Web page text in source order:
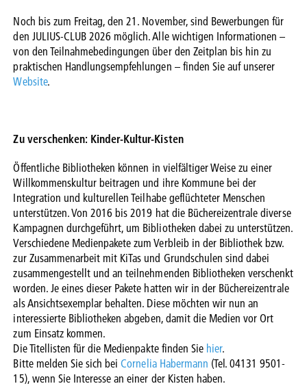
Noch bis zum Freitag, den 21. November, sind Bewerbungen für
den JULIUS-CLUB 2026 möglich. Alle wichtigen Informationen –
von den Teilnahmebedingungen über den Zeitplan bis hin zu
praktischen Handlungsempfehlungen – finden Sie auf unserer
Website.
Zu verschenken: Kinder-Kultur-Kisten
Öffentliche Bibliotheken können in vielfältiger Weise zu einer
Willkommenskultur beitragen und ihre Kommune bei der
Integration und kulturellen Teilhabe geflüchteter Menschen
unterstützen. Von 2016 bis 2019 hat die Büchereizentrale diverse
Kampagnen durchgeführt, um Bibliotheken dabei zu unterstützen.
Verschiedene Medienpakete zum Verbleib in der Bibliothek bzw.
zur Zusammenarbeit mit KiTas und Grundschulen sind dabei
zusammengestellt und an teilnehmenden Bibliotheken verschenkt
worden. Je eines dieser Pakete hatten wir in der Büchereizentrale
als Ansichtsexemplar behalten. Diese möchten wir nun an
interessierte Bibliotheken abgeben, damit die Medien vor Ort
zum Einsatz kommen.
Die Titellisten für die Medienpakte finden Sie hier.
Bitte melden Sie sich beiCornelia Habermann (Tel. 04131 9501-
15), wenn Sie Interesse an einer der Kisten haben.